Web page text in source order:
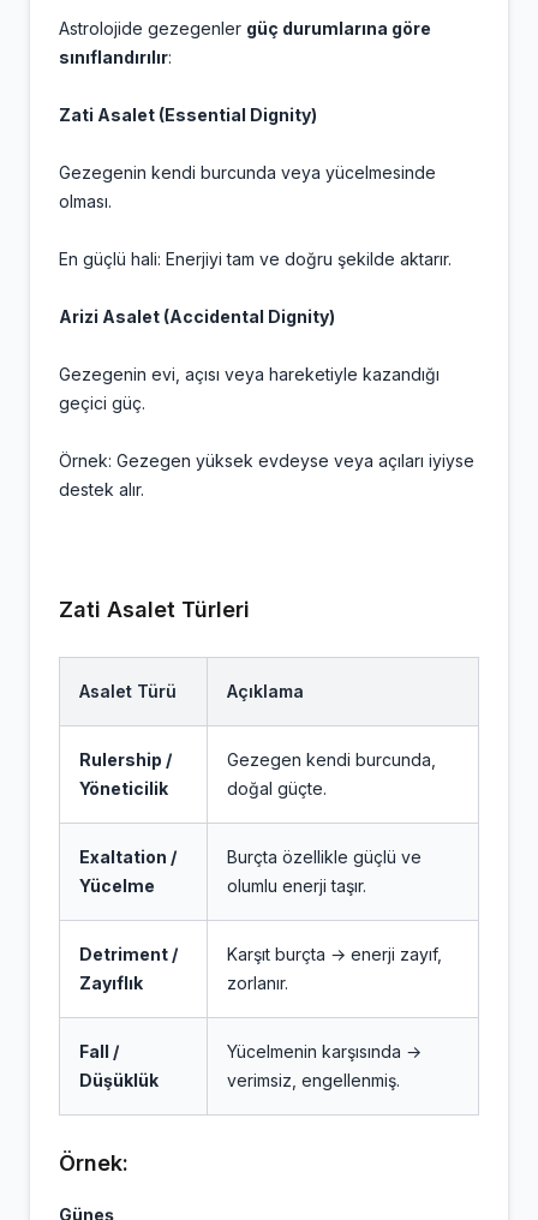
Astrolojide gezegenler güç durumlarına göre
sınıflandırılır:
Zati Asalet (Essential Dignity)
Gezegenin kendi burcunda veya yücelmesinde
olması.
En güçlü hali: Enerjiyi tam ve doğru şekilde aktarır.
Arizi Asalet (Accidental Dignity)
Gezegenin evi, açısı veya hareketiyle kazandığı
geçici güç.
Örnek: Gezegen yüksek evdeyse veya açıları iyiyse
destek alır.
Zati Asalet Türleri
Asalet Türü Açıklama
Rulership /
Yöneticilik
Gezegen kendi burcunda,
doğal güçte.
Exaltation /
Yücelme
Burçta özellikle güçlü ve
olumlu enerji taşır.
Detriment /
Zayıflık
Karşıt burçta → enerji zayıf,
zorlanır.
Fall /
Düşüklük
Yücelmenin karşısında →
verimsiz, engellenmiş.
Örnek:
Güneş